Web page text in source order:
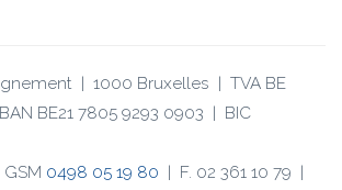
| 1000 Bruxelles | TVA BE
BE21 7805 9293 0903 | BIC
0498 05 19 80 | F. 02 361 10 79 |